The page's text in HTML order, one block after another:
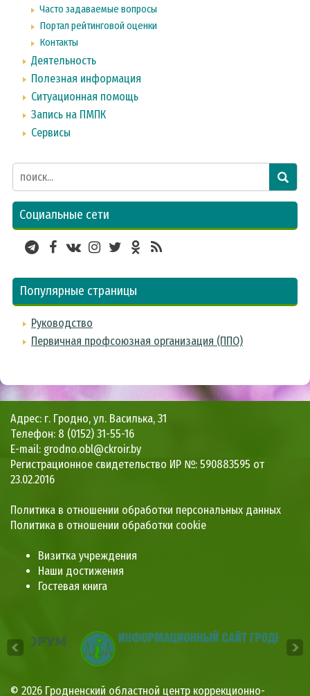
Часто задаваемые вопросы
Портал рейтинговой оценки
Контакты
Деятельность
Полезная информация
Ситуационная помощь
Запись на ПМПК
Сервисы
Социальные сети
Популярные страницы
Руководство
Первичная профсоюзная организация (ППО)
Адрес: г. Гродно, ул. Василька, 31
Телефон: 8 (0152) 31-55-16
E-mail: grodno.obl@ckroir.by
Регистрационное свидетельство ИР №: 590883595 от
23.02.2016
Политика в отношении обработки персональных данных
Политика в отношении обработки cookie
Визитка учреждения
Наши достижения
Гостевая книга
© 2026 Гродненский областной центр коррекционно-